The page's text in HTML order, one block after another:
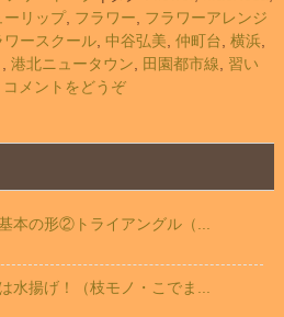
ーリップ, フラワー, フラワーアレンジ
ワースクール, 中谷弘美, 仲町台, 横浜,
, 港北ニュータウン, 田園都市線, 習い
コメントをどうぞ
本の形②トライアングル（...
水揚げ！（枝モノ・こでま...